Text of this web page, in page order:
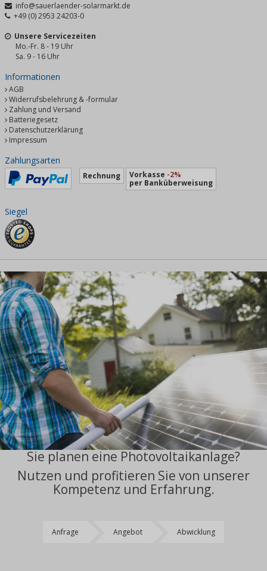
info@sauerlaender-solarmarkt.de
+49 (0) 2953 24203-0
Unsere Servicezeiten
Mo.-Fr. 8 - 19 Uhr
Sa. 9 - 16 Uhr
Informationen
AGB
Widerrufsbelehrung & -formular
Zahlung und Versand
Batteriegesetz
Datenschutzerklärung
Impressum
Zahlungsarten
Rechnung Vorkasse -2%
per Banküberweisung
Siegel
Sie planen eine Photovoltaikanlage?
Nutzen und profitieren Sie von unserer
Kompetenz und Erfahrung.
Anfrage Angebot Abwicklung